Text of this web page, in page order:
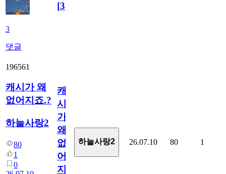
3
댓글
[3]
196561
캐시가 왜
없어지죠.?
하늘사랑2
80
1
0
캐
시
가
왜
없
어
지
하늘사랑2 26.07.10 80 1